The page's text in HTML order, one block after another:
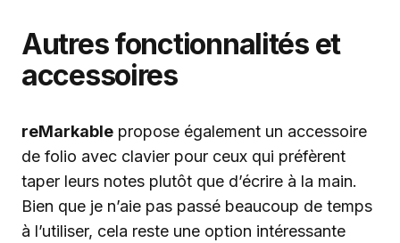
Autres fonctionnalités et
accessoires
reMarkable propose également un accessoire
de folio avec clavier pour ceux qui préfèrent
taper leurs notes plutôt que d’écrire à la main.
Bien que je n’aie pas passé beaucoup de temps
à l’utiliser, cela reste une option intéressante